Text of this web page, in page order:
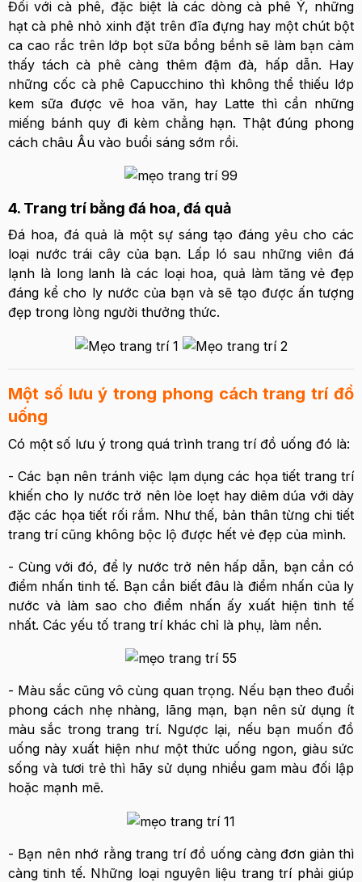
Đối với cà phê, đặc biệt là các dòng cà phê Ý, những
hạt cà phê nhỏ xinh đặt trên đĩa đựng hay một chút bột
ca cao rắc trên lớp bọt sữa bồng bềnh sẽ làm bạn cảm
thấy tách cà phê càng thêm đậm đà, hấp dẫn. Hay
những cốc cà phê Capucchino thì không thể thiếu lớp
kem sữa được vẽ hoa văn, hay Latte thì cần những
miếng bánh quy đi kèm chẳng hạn. Thật đúng phong
cách châu Âu vào buổi sáng sớm rồi.
4. Trang trí bằng đá hoa, đá quả
Đá hoa, đá quả là một sự sáng tạo đáng yêu cho các
loại nước trái cây của bạn. Lấp ló sau những viên đá
lạnh là long lanh là các loại hoa, quả làm tăng vẻ đẹp
đáng kể cho ly nước của bạn và sẽ tạo được ấn tượng
đẹp trong lòng người thưởng thức.
Một số lưu ý trong phong cách trang trí đồ
uống
Có một số lưu ý trong quá trình trang trí đồ uống đó là:
- Các bạn nên tránh việc lạm dụng các họa tiết trang trí
khiến cho ly nước trở nên lòe loẹt hay diêm dúa với dày
đặc các họa tiết rối rắm. Như thế, bản thân từng chi tiết
trang trí cũng không bộc lộ được hết vẻ đẹp của mình.
- Cùng với đó, để ly nước trở nên hấp dẫn, bạn cần có
điểm nhấn tinh tế. Bạn cần biết đâu là điểm nhấn của ly
nước và làm sao cho điểm nhấn ấy xuất hiện tinh tế
nhất. Các yếu tố trang trí khác chỉ là phụ, làm nền.
- Màu sắc cũng vô cùng quan trọng. Nếu bạn theo đuổi
phong cách nhẹ nhàng, lãng mạn, bạn nên sử dụng ít
màu sắc trong trang trí. Ngược lại, nếu bạn muốn đồ
uống này xuất hiện như một thức uống ngon, giàu sức
sống và tươi trẻ thì hãy sử dụng nhiều gam màu đối lập
hoặc mạnh mẽ.
- Bạn nên nhớ rằng trang trí đồ uống càng đơn giản thì
càng tinh tế. Những loại nguyên liệu trang trí phải giúp